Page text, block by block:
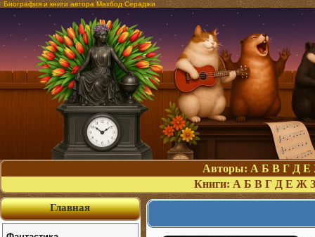
Биография и книги автора Махбод Сераджи
Авторы: А Б В Г Д Е
Книги: А Б В Г Д Е Ж З
Главная